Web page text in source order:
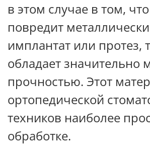
в этом случае в том,
повредит
имплантат или протез,
обладает значительно
прочностью. Этот
ортопедической
техников наиболее
обработке.